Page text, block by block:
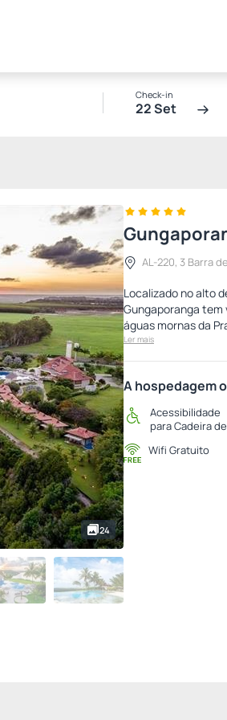
Check-in
22 Set
24
AL-220, 3 Barra
Localizado no alto
Gungaporanga tem
águas mornas da
Ler mais
A hospedagem
Acessibilidade
para Cadeira de
Wifi Gratuito